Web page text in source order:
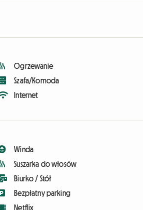
Ogrzewanie
Szafa/Komoda
Internet
Winda
Suszarka do włosów
Biurko / Stół
Bezpłatny parking
Netflix